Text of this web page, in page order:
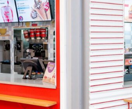
Dom A partir das 14h